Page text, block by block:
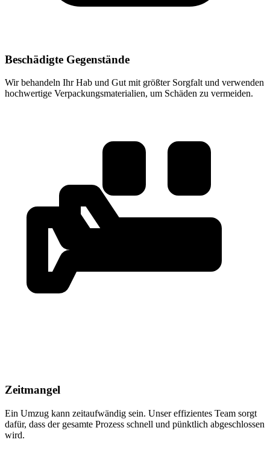
Beschädigte Gegenstände
Wir behandeln Ihr Hab und Gut mit größter Sorgfalt und verwenden
hochwertige Verpackungsmaterialien, um Schäden zu vermeiden.
Zeitmangel
Ein Umzug kann zeitaufwändig sein. Unser effizientes Team sorgt
dafür, dass der gesamte Prozess schnell und pünktlich abgeschlossen
wird.